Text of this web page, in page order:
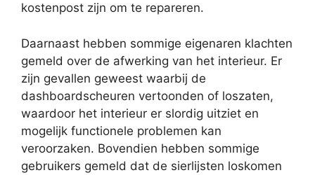
kostenpost zijn om te repareren.
Daarnaast hebben sommige eigenaren klachten
gemeld over de afwerking van het interieur. Er
zijn gevallen geweest waarbij de
dashboardscheuren vertoonden of loszaten,
waardoor het interieur er slordig uitziet en
mogelijk functionele problemen kan
veroorzaken. Bovendien hebben sommige
gebruikers gemeld dat de sierlijsten loskomen